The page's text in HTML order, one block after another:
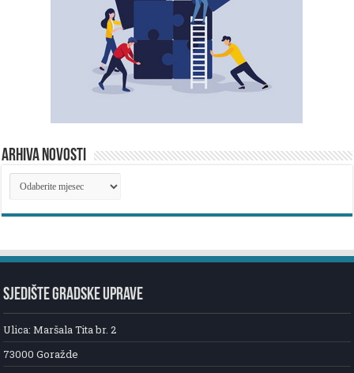
ARHIVA NOVOSTI
ARHIVA
NOVOSTI
SJEDIŠTE GRADSKE UPRAVE
Ulica: Maršala Tita br. 2
73000 Goražde